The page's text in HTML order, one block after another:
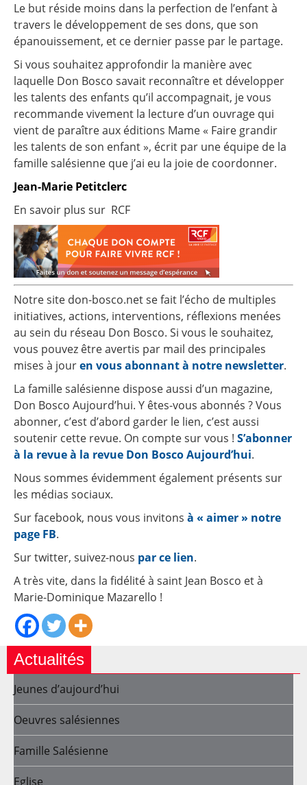
Le but réside moins dans la perfection de l’enfant à
travers le développement de ses dons, que son
épanouissement, et ce dernier passe par le partage.
Si vous souhaitez approfondir la manière avec
laquelle Don Bosco savait reconnaître et développer
les talents des enfants qu’il accompagnait, je vous
recommande vivement la lecture d’un ouvrage qui
vient de paraître aux éditions Mame « Faire grandir
les talents de son enfant », écrit par une équipe de la
famille salésienne que j’ai eu la joie de coordonner.
Jean-Marie Petitclerc
En savoir plus sur RCF
Notre site don-bosco.net se fait l’écho de multiples
initiatives, actions, interventions, réflexions menées
au sein du réseau Don Bosco. Si vous le souhaitez,
vous pouvez être avertis par mail des principales
mises à jouren vous abonnant à notre newsletter.
La famille salésienne dispose aussi d’un magazine,
Don Bosco Aujourd’hui. Y êtes-vous abonnés ? Vous
abonner, c’est d’abord garder le lien, c’est aussi
soutenir cette revue. On compte sur vous ! S’abonner
à la revue à la revue Don Bosco Aujourd’hui.
Nous sommes évidemment également présents sur
les médias sociaux.
Sur facebook, nous vous invitons à « aimer » notre
page FB.
Sur twitter, suivez-nous par ce lien.
A très vite, dans la fidélité à saint Jean Bosco et à
Marie-Dominique Mazarello !
Actualités
Jeunes d’aujourd’hui
Oeuvres salésiennes
Famille Salésienne
Eglise